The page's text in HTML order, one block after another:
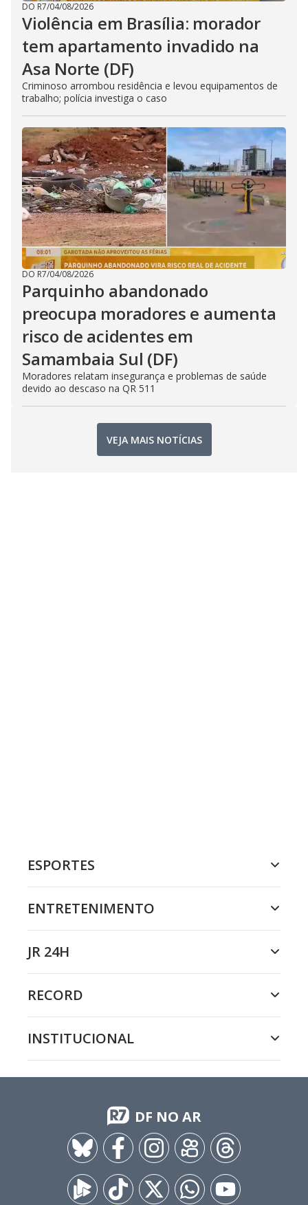
DO R7/04/08/2026
Violência em Brasília: morador
tem apartamento invadido na
Asa Norte (DF)
Criminoso arrombou residência e levou equipamentos de
trabalho; polícia investiga o caso
DO R7/04/08/2026
Parquinho abandonado
preocupa moradores e aumenta
risco de acidentes em
Samambaia Sul (DF)
Moradores relatam insegurança e problemas de saúde
devido ao descaso na QR 511
VEJA MAIS NOTÍCIAS
ESPORTES
ENTRETENIMENTO
JR 24H
RECORD
INSTITUCIONAL
DF NO AR